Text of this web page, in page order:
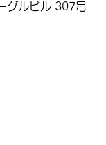
グルビル 307号